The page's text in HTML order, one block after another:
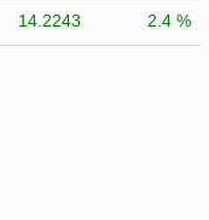
14.2243 2.4 %